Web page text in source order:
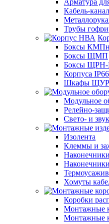
Кабель-
Трубы
Боксы КМПн
Боксы ЩМП
Боксы
Корпуса IP66
Шкафы ЩУР
Модульное
Релейно-
Свето- и
Изолента
Клеммы и
Хомуты
Коробки
Монтажные
Монтажные